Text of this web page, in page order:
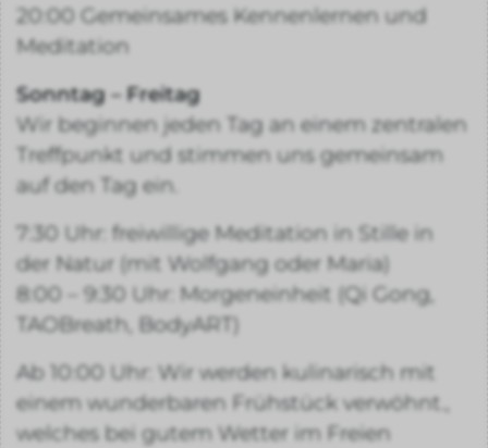
20:00 Gemeinsames Kennenlernen und
Meditation
Sonntag – Freitag
Wir beginnen jeden Tag an einem zentralen
Treffpunkt und stimmen uns gemeinsam
auf den Tag ein.
7:30 Uhr: freiwillige Meditation in Stille in
der Natur (mit Wolfgang oder Maria)
8:00 – 9:30 Uhr: Morgeneinheit (Qi Gong,
TAOBreath, BodyART)
Ab 10:00 Uhr: Wir werden kulinarisch mit
einem wunderbaren Frühstück verwöhnt.,
welches bei gutem Wetter im Freien